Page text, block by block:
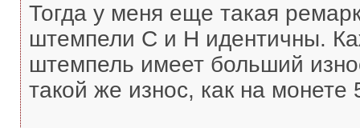
Тогда у меня еще такая
штемпели С и Н идентичны.
штемпель имеет больший
такой же износ, как на монете